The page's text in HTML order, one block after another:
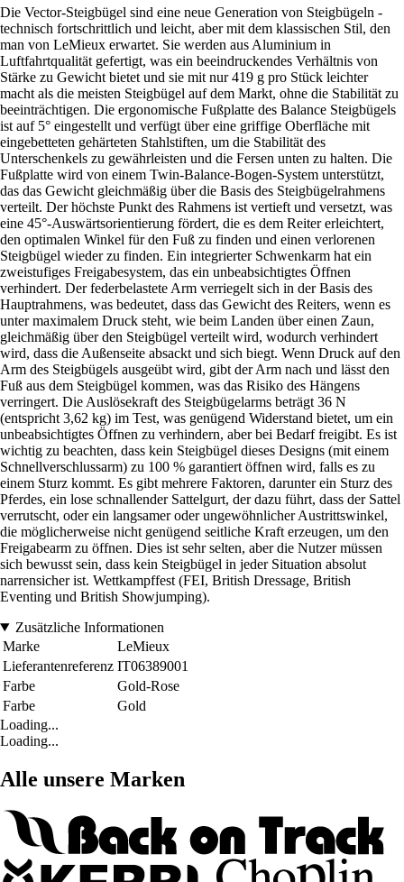
Die Vector-Steigbügel sind eine neue Generation von Steigbügeln -
technisch fortschrittlich und leicht, aber mit dem klassischen Stil, den
man von LeMieux erwartet. Sie werden aus Aluminium in
Luftfahrtqualität gefertigt, was ein beeindruckendes Verhältnis von
Stärke zu Gewicht bietet und sie mit nur 419 g pro Stück leichter
macht als die meisten Steigbügel auf dem Markt, ohne die Stabilität zu
beeinträchtigen. Die ergonomische Fußplatte des Balance Steigbügels
ist auf 5° eingestellt und verfügt über eine griffige Oberfläche mit
eingebetteten gehärteten Stahlstiften, um die Stabilität des
Unterschenkels zu gewährleisten und die Fersen unten zu halten. Die
Fußplatte wird von einem Twin-Balance-Bogen-System unterstützt,
das das Gewicht gleichmäßig über die Basis des Steigbügelrahmens
verteilt. Der höchste Punkt des Rahmens ist vertieft und versetzt, was
eine 45°-Auswärtsorientierung fördert, die es dem Reiter erleichtert,
den optimalen Winkel für den Fuß zu finden und einen verlorenen
Steigbügel wieder zu finden. Ein integrierter Schwenkarm hat ein
zweistufiges Freigabesystem, das ein unbeabsichtigtes Öffnen
verhindert. Der federbelastete Arm verriegelt sich in der Basis des
Hauptrahmens, was bedeutet, dass das Gewicht des Reiters, wenn es
unter maximalem Druck steht, wie beim Landen über einen Zaun,
gleichmäßig über den Steigbügel verteilt wird, wodurch verhindert
wird, dass die Außenseite absackt und sich biegt. Wenn Druck auf den
Arm des Steigbügels ausgeübt wird, gibt der Arm nach und lässt den
Fuß aus dem Steigbügel kommen, was das Risiko des Hängens
verringert. Die Auslösekraft des Steigbügelarms beträgt 36 N
(entspricht 3,62 kg) im Test, was genügend Widerstand bietet, um ein
unbeabsichtigtes Öffnen zu verhindern, aber bei Bedarf freigibt. Es ist
wichtig zu beachten, dass kein Steigbügel dieses Designs (mit einem
Schnellverschlussarm) zu 100 % garantiert öffnen wird, falls es zu
einem Sturz kommt. Es gibt mehrere Faktoren, darunter ein Sturz des
Pferdes, ein lose schnallender Sattelgurt, der dazu führt, dass der Sattel
verrutscht, oder ein langsamer oder ungewöhnlicher Austrittswinkel,
die möglicherweise nicht genügend seitliche Kraft erzeugen, um den
Freigabearm zu öffnen. Dies ist sehr selten, aber die Nutzer müssen
sich bewusst sein, dass kein Steigbügel in jeder Situation absolut
narrensicher ist. Wettkampffest (FEI, British Dressage, British
Eventing und British Showjumping).
Zusätzliche Informationen
Marke
LeMieux
Lieferantenreferenz IT06389001
Farbe
Gold-Rose
Farbe
Gold
Loading...
Loading...
Alle unsere Marken